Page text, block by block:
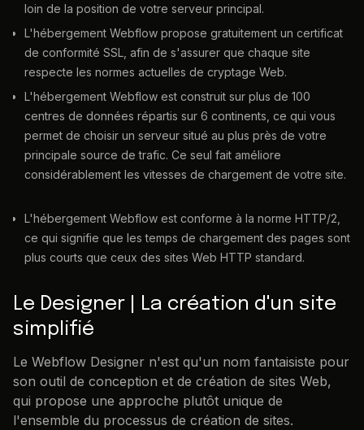
loin de la position de votre serveur principal.
L'hébergement Webflow propose gratuitement un certificat
de conformité SSL, afin de s'assurer que chaque site
respecte les normes actuelles de cryptage Web.
L'hébergement Webflow est construit sur plus de 100
centres de données répartis sur 6 continents, ce qui vous
permet de choisir un serveur situé au plus près de votre
principale source de trafic. Ce seul fait améliore
considérablement les vitesses de chargement de votre site.
L'hébergement Webflow est conforme à la norme HTTP/2,
ce qui signifie que les temps de chargement des pages sont
plus courts que ceux des sites Web HTTP standard.
Le Designer | La création d'un site
simplifié
Le Webflow Designer n'est qu'un nom fantaisiste pour
son outil de conception et de création de sites Web,
qui propose une approche plutôt unique de
l'ensemble du processus de création de sites.